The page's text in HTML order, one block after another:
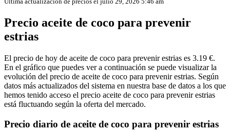
Precio aceite de coco para prevenir
estrias
El precio de hoy de aceite de coco para prevenir estrias es 3.19 €.
En el gráfico que puedes ver a continuación se puede visualizar la
evolución del precio de aceite de coco para prevenir estrias. Según
datos más actualizados del sistema en nuestra base de datos a los que
hemos tenido acceso el precio aceite de coco para prevenir estrias
está fluctuando según la oferta del mercado.
Precio diario de aceite de coco para prevenir estrias